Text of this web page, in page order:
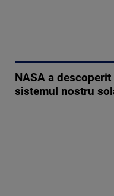
NASA a
sistemul nostru